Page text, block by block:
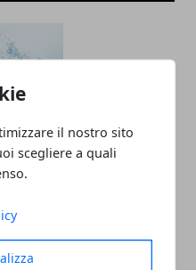
il nostro sito
scegliere a quali
furgone